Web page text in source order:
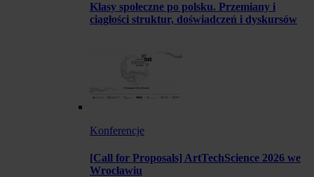
Klasy społeczne po polsku. Przemiany i
ciągłości struktur, doświadczeń i dyskursów
Konferencje
[Call for Proposals] ArtTechScience 2026 we
Wrocławiu